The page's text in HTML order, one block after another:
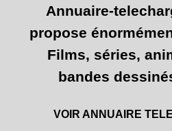
Annuaire-
propose
Films, séries,
bandes
VOIR ANNUAIRE